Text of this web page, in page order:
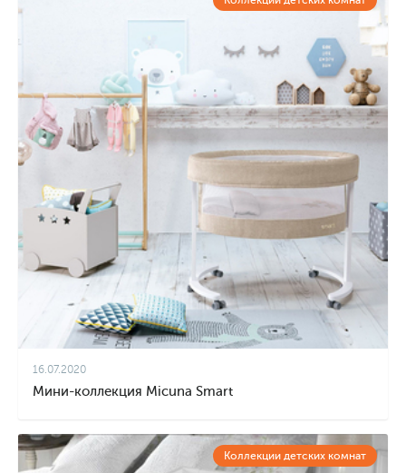
16.07.2020
Мини-коллекция Micuna Smart
Коллекции детских комнат